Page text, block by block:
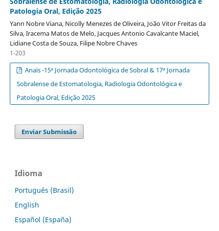
Patologia Oral, Edição 2025
Yann Nobre Viana, Nicolly Menezes de Oliveira, João Vitor Freitas da
Silva, Iracema Matos de Melo, Jacques Antonio Cavalcante Maciel,
Lidiane Costa de Souza, Filipe Nobre Chaves
1-203
Anais -15ª Jornada Odontológica de Sobral & 17ª Jornada
Sobralense de Estomatologia, Radiologia Odontológica e
Patologia Oral, Edição 2025
Enviar Submissão
Idioma
Português (Brasil)
English
Español (España)